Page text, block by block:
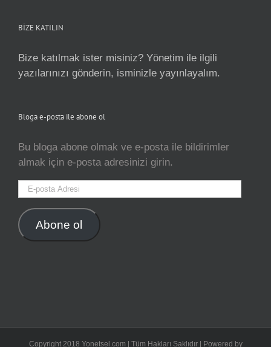
BİZE KATILIN
Bize katılmak ister misiniz? Yönetim ile ilgili
yazılarınızı gönderin, isminizle yayınlayalım.
Bloga e-posta ile abone ol
Bu bloga abone olmak ve e-posta ile bildirimler
almak için e-posta adresinizi girin.
Adresi
Abone ol
Copyright 2018 Yonetsel.com | Tüm Hakları Saklıdır | Powered by